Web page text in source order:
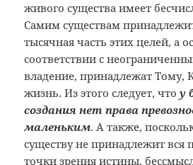
живого существа имеет
Самим существам
тысячная часть этих целей, а
соответствии с
владение, принадлежат Тому,
жизнь. Из этого следует, чтоу
создания нет права
маленьким. А также,
существу не принадлежит вся
точки зрения истины,